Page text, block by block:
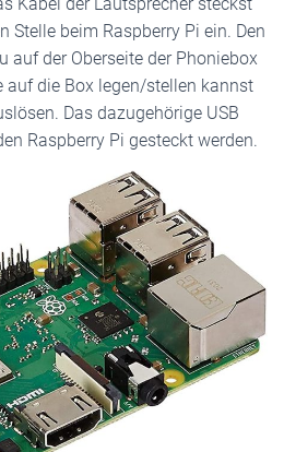
Stelle beim Raspberry Pi ein. Den
auf der Oberseite der Phoniebox
auf die Box legen/stellen kannst
Das dazugehörige USB
Raspberry Pi gesteckt werden.